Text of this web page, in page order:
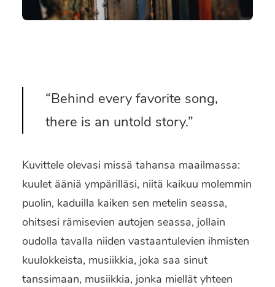
“Behind every favorite song,
there is an untold story.”
Kuvittele olevasi missä tahansa maailmassa:
kuulet ääniä ympärilläsi, niitä kaikuu molemmin
puolin, kaduilla kaiken sen metelin seassa,
ohitsesi rämisevien autojen seassa, jollain
oudolla tavalla niiden vastaantulevien ihmisten
kuulokkeista, musiikkia, joka saa sinut
tanssimaan, musiikkia, jonka miellät yhteen